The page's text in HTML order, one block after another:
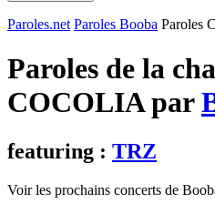
Paroles.net Paroles Booba Paroles
Paroles de la
COCOLIA par
featuring : TRZ
Voir les prochains concerts de